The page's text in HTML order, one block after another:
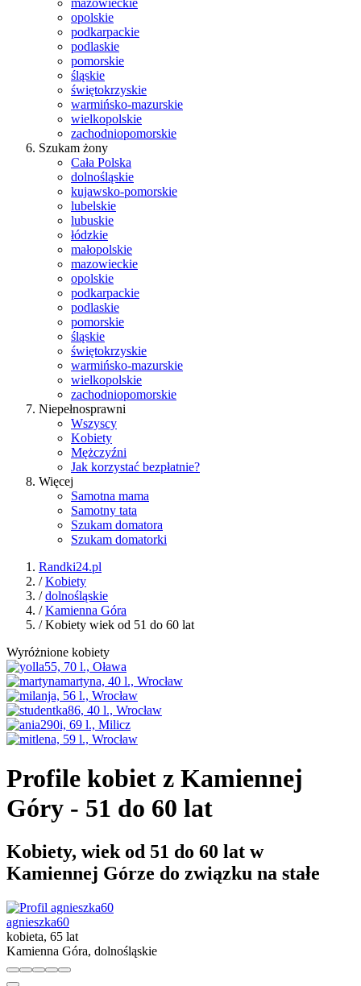
mazowieckie
opolskie
podkarpackie
podlaskie
pomorskie
śląskie
świętokrzyskie
warmińsko-mazurskie
wielkopolskie
zachodniopomorskie
Szukam żony
Cała Polska
dolnośląskie
kujawsko-pomorskie
lubelskie
lubuskie
łódzkie
małopolskie
mazowieckie
opolskie
podkarpackie
podlaskie
pomorskie
śląskie
świętokrzyskie
warmińsko-mazurskie
wielkopolskie
zachodniopomorskie
Niepełnosprawni
Wszyscy
Kobiety
Mężczyźni
Jak korzystać bezpłatnie?
Więcej
Samotna mama
Samotny tata
Szukam domatora
Szukam domatorki
Randki24.pl
/Kobiety
/dolnośląskie
/Kamienna Góra
/ Kobiety wiek od 51 do 60 lat
Wyróżnione kobiety
Profile kobiet z Kamiennej
Góry - 51 do 60 lat
Kobiety, wiek od 51 do 60 lat w
Kamiennej Górze do związku na stałe
agnieszka60
kobieta, 65 lat
Kamienna Góra, dolnośląskie